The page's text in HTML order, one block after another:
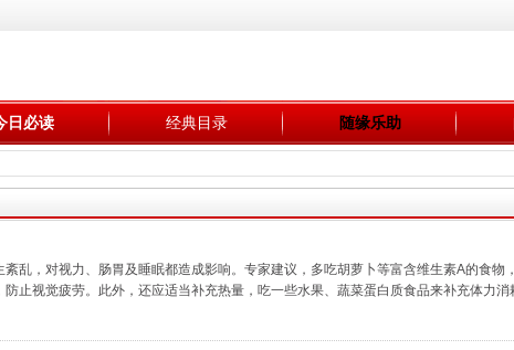
日必读 经典目录 随缘乐助
乱，对视力、肠胃及睡眠都造成影响。专家建议，多吃胡萝卜等富含维生素A的食物
止视觉疲劳。此外，还应适当补充热量，吃一些水果、蔬菜蛋白质食品来补充体力消